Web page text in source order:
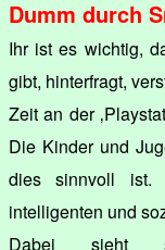
Dumm durch
Ihr ist es wichtig,
gibt, hinterfragt,
Zeit an der
Die Kinder und
dies sinnvoll ist.
intelligenten und
Dabei sieht